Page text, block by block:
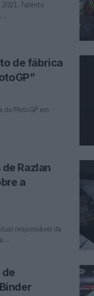
2021. Talento
de fábrica
do MotoGP em
Razlan
a
responsável da
...